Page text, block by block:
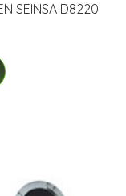
SEINSA D8220